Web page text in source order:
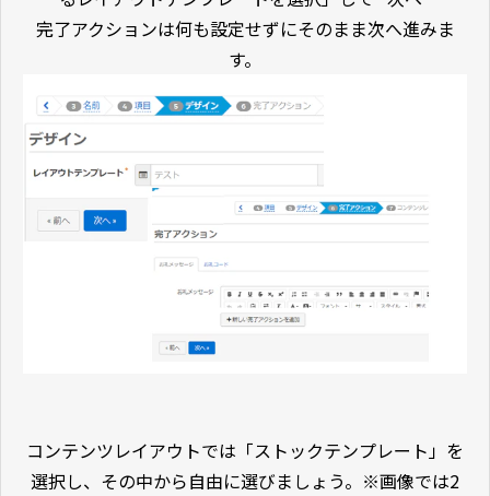
完了アクションは何も設定せずにそのまま次へ進みま
す。
コンテンツレイアウトでは「ストックテンプレート」を
選択し、その中から自由に選びましょう。※画像では2